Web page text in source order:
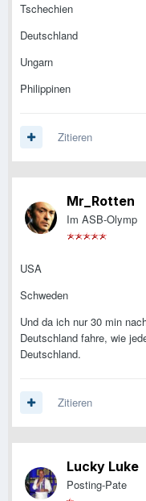
Tschechien
Deutschland
Ungarn
Philippinen
Zitieren
Mr_Rotten
Im ASB-Olymp
USA
Schweden
Und da ich nur 30 min
Deutschland fahre, wie
Deutschland.
Zitieren
Lucky Luke
Posting-Pate